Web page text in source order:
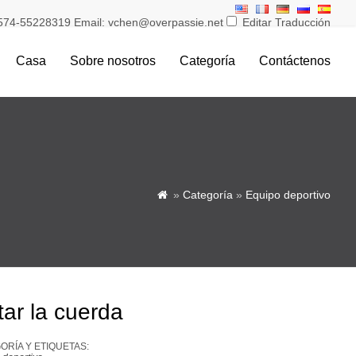
55228319 Email: vchen@overpassie.net Editar Traducción
Casa Sobre nosotros Categoría Contáctenos
 » Categoría » Equipo deportivo
la cuerda
Y ETIQUETAS: